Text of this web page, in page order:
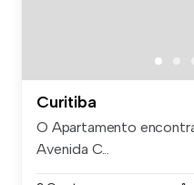
Curitiba
O Apartamento
Avenida C...